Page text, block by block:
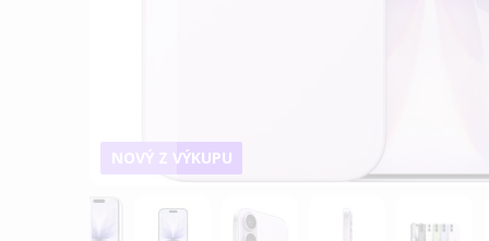
NOVÝ Z VÝKUPU